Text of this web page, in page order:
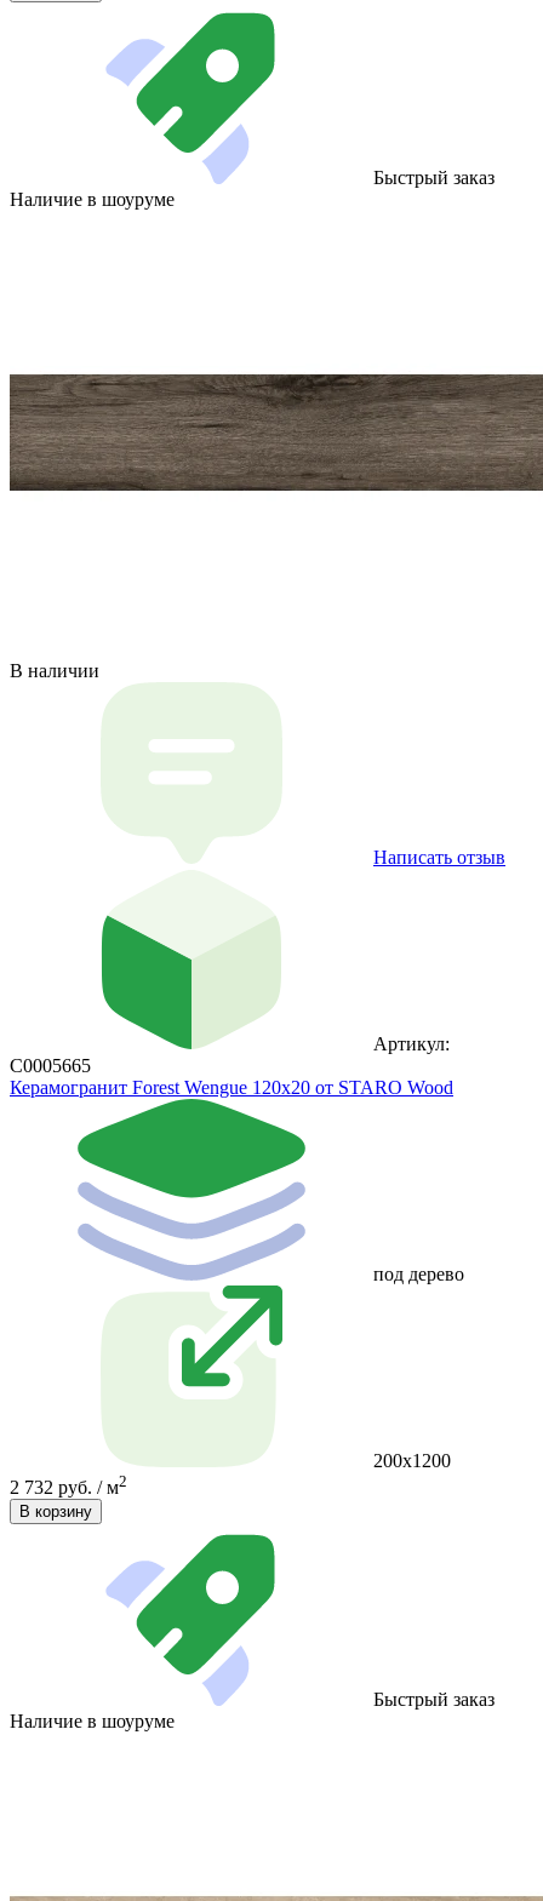
Быстрый заказ
Наличие в шоуруме
В наличии
Написать отзыв
Артикул:
С0005665
Керамогранит Forest Wengue 120x20 от STARO Wood
под дерево
200x1200
2 732 руб. / м2
В корзину
Быстрый заказ
Наличие в шоуруме